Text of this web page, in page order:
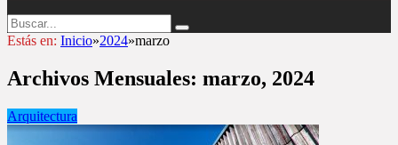
Estás en: Inicio»2024»marzo
Archivos Mensuales: marzo, 2024
Arquitectura